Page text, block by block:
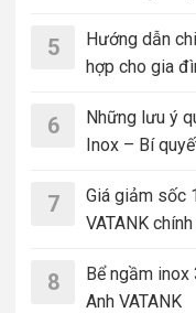
5
Hướng dẫn
hợp cho gia
6
Những lưu ý
Inox – Bí
7
Giá giảm sốc
VATANK
8
Bể ngầm
Anh VATANK